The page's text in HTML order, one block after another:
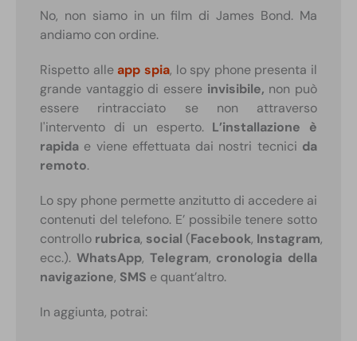
No, non siamo in un film di James Bond. Ma
andiamo con ordine.
Rispetto alle app spia, lo spy phone presenta il
grande vantaggio di essere invisibile, non può
essere rintracciato se non attraverso
l'intervento di un esperto. L’installazione è
rapida e viene effettuata dai nostri tecnici da
remoto.
Lo spy phone permette anzitutto di accedere ai
contenuti del telefono. E’ possibile tenere sotto
controllo rubrica, social (Facebook, Instagram,
ecc.). WhatsApp, Telegram, cronologia della
navigazione, SMS e quant’altro.
In aggiunta, potrai: